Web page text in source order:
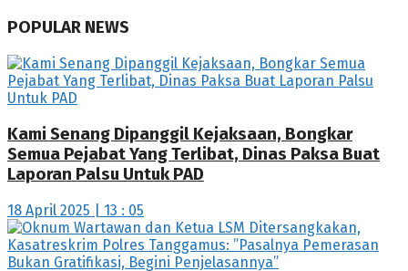
POPULAR NEWS
Kami Senang Dipanggil Kejaksaan, Bongkar
Semua Pejabat Yang Terlibat, Dinas Paksa Buat
Laporan Palsu Untuk PAD
18 April 2025 | 13 : 05